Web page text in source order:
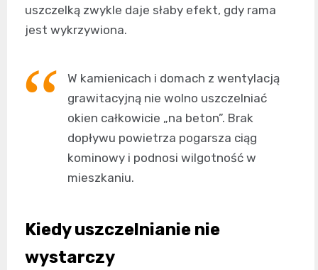
uszczelką zwykle daje słaby efekt, gdy rama
jest wykrzywiona.
W kamienicach i domach z wentylacją
grawitacyjną nie wolno uszczelniać
okien całkowicie „na beton”. Brak
dopływu powietrza pogarsza ciąg
kominowy i podnosi wilgotność w
mieszkaniu.
Kiedy uszczelnianie nie
wystarczy